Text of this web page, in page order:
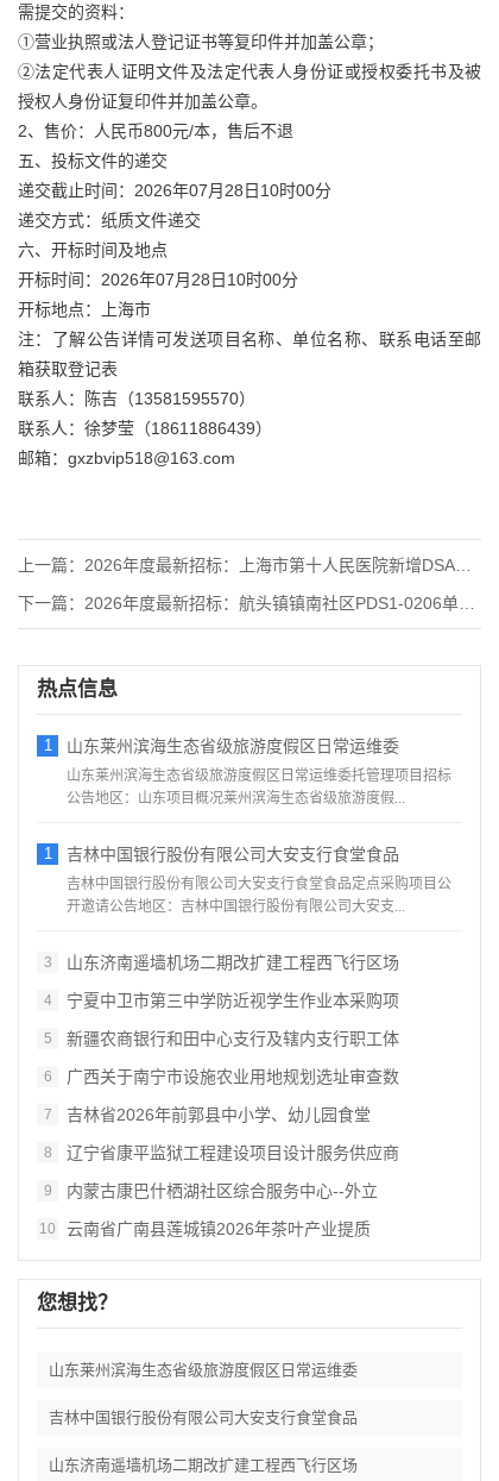
需提交的资料：
①营业执照或法人登记证书等复印件并加盖公章；
②法定代表人证明文件及法定代表人身份证或授权委托书及被
授权人身份证复印件并加盖公章。
2、售价：人民币800元/本，售后不退
五、投标文件的递交
递交截止时间：2026年07月28日10时00分
递交方式：纸质文件递交
六、开标时间及地点
开标时间：2026年07月28日10时00分
开标地点：上海市
注：了解公告详情可发送项目名称、单位名称、联系电话至邮
箱获取登记表
联系人：陈吉（13581595570）
联系人：徐梦莹（18611886439）
邮箱：gxzbvip518@163.com
上一篇： 2026年度最新招标：上海市第十人民医院新增DSA机房改造项
下一篇： 2026年度最新招标：航头镇镇南社区PDS1-0206单元0
热点信息
1 山东莱州滨海生态省级旅游度假区日常运维委
山东莱州滨海生态省级旅游度假区日常运维委托管理项目招标
公告地区：山东项目概况莱州滨海生态省级旅游度假...
1 吉林中国银行股份有限公司大安支行食堂食品
吉林中国银行股份有限公司大安支行食堂食品定点采购项目公
开邀请公告地区：吉林中国银行股份有限公司大安支...
3 山东济南遥墙机场二期改扩建工程西飞行区场
4 宁夏中卫市第三中学防近视学生作业本采购项
5 新疆农商银行和田中心支行及辖内支行职工体
6 广西关于南宁市设施农业用地规划选址审查数
7 吉林省2026年前郭县中小学、幼儿园食堂
8 辽宁省康平监狱工程建设项目设计服务供应商
9 内蒙古康巴什栖湖社区综合服务中心--外立
10 云南省广南县莲城镇2026年茶叶产业提质
您想找？
山东莱州滨海生态省级旅游度假区日常运维委
吉林中国银行股份有限公司大安支行食堂食品
山东济南遥墙机场二期改扩建工程西飞行区场